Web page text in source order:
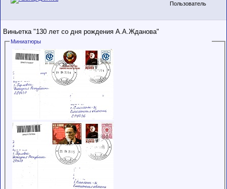
Пользователь
Виньетка "130 лет со дня рождения А.А.Жданова"
Миниатюры